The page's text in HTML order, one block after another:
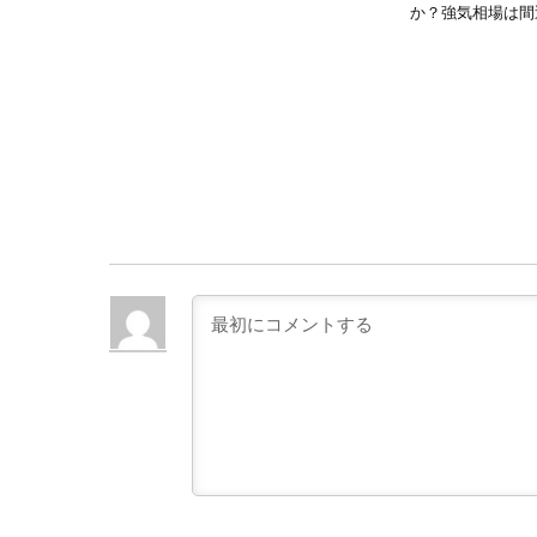
か？強気相場は間